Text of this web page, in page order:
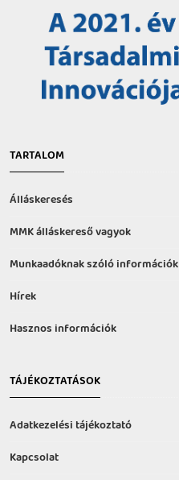
TARTALOM
Álláskeresés
MMK álláskereső vagyok
Munkaadóknak szóló információk
Hírek
Hasznos információk
TÁJÉKOZTATÁSOK
Adatkezelési tájékoztató
Kapcsolat